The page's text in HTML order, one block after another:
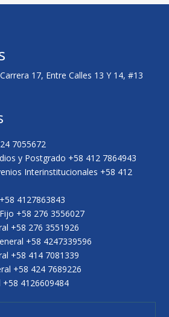
17, Entre Calles 13 Y 14, #13
7055672
y Postgrado +58 412 7864943
Interinstitucionales +58 412
4127863843
+58 276 3556027
+58 276 3551926
+58 4247339596
+58 414 7081339
+58 424 7689226
+58 4126609484